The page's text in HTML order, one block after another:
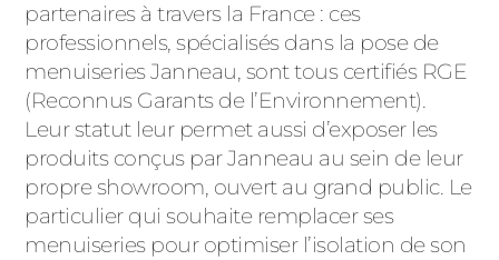
partenaires à travers la France : ces
professionnels, spécialisés dans la pose de
menuiseries Janneau, sont tous certifiés RGE
(Reconnus Garants de l’Environnement).
Leur statut leur permet aussi d’exposer les
produits conçus par Janneau au sein de leur
propre showroom, ouvert au grand public. Le
particulier qui souhaite remplacer ses
menuiseries pour optimiser l’isolation de son